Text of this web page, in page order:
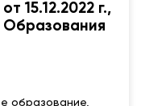
15.12.2022 г.,
образование,